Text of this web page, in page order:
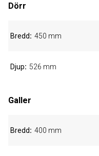
Dörr
Bredd 450 mm
Djup 526 mm
Galler
Bredd 400 mm